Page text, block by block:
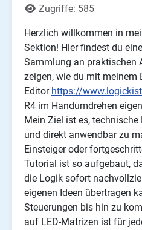
Zugriffe: 585
Herzlich willkommen in
Sektion! Hier findest du
Sammlung an praktischen
zeigen, wie du mit meinem
Editor https://
R4 im Handumdrehen
Mein Ziel ist es,
und direkt anwendbar zu
Einsteiger oder
Tutorial ist so aufgebaut,
die Logik sofort
eigenen Ideen übertragen
Steuerungen bis hin zu
auf LED-Matrizen ist für